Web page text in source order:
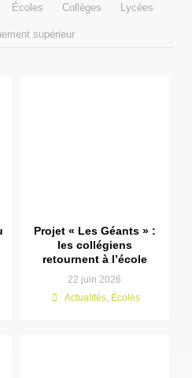
Écoles Collèges Lycées
supérieur
Projet « Les Géants » :
les collégiens
retournent à l’école
22 juin 2026
Actualités Écoles